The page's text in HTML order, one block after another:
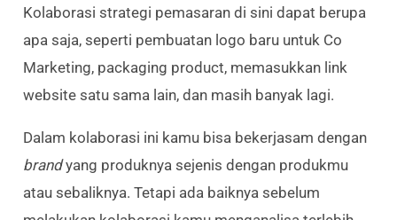
Kolaborasi strategi pemasaran di sini dapat berupa
apa saja, seperti pembuatan logo baru untuk Co
Marketing, packaging product, memasukkan link
website satu sama lain, dan masih banyak lagi.
Dalam kolaborasi ini kamu bisa bekerjasam dengan
brandyang produknya sejenis dengan produkmu
atau sebaliknya. Tetapi ada baiknya sebelum